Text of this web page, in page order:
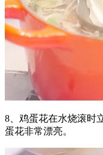
8、鸡蛋花在水烧滚时
蛋花非常漂亮。